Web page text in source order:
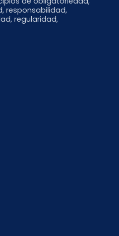
responsabilidad,
regularidad,